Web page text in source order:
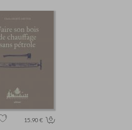
15.90 €